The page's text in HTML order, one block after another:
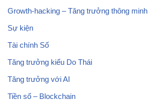
Growth-hacking – Tăng trưởng thông minh
Sự kiện
Tài chính Số
Tăng trưởng kiểu Do Thái
Tăng trưởng với AI
Tiền số – Blockchain